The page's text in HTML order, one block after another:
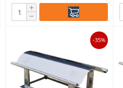
+
−
-35%